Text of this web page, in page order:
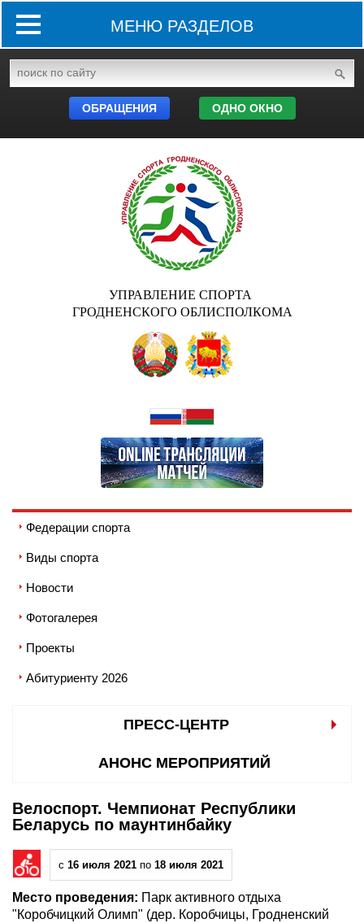
МЕНЮ РАЗДЕЛОВ
ОБРАЩЕНИЯ ОДНО ОКНО
УПРАВЛЕНИЕ СПОРТА
ГРОДНЕНСКОГО ОБЛИСПОЛКОМА
Федерации спорта
Виды спорта
Новости
Фотогалерея
Проекты
Абитуриенту 2026
ПРЕСС-ЦЕНТР
АНОНС МЕРОПРИЯТИЙ
Велоспорт. Чемпионат Республики
Беларусь по маунтинбайку
с 16 июля 2021 по 18 июля 2021
Место проведения: Парк активного отдыха
"Коробчицкий Олимп" (дер. Коробчицы, Гродненский